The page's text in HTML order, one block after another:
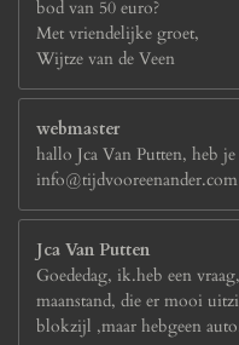
bod van 50 euro?
Met vriendelijke groet,
Wijtze van de Veen
webmaster
hallo Jca Van Putten, heb
Jca Van Putten
Goededag, ik.heb een
maanstand, die er mooi
blokzijl ,maar hebgeen